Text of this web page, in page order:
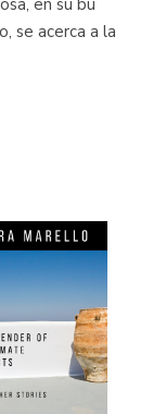
se acerca a la